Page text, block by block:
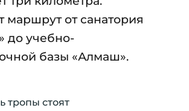
маршрут от санатория
до учебно-
базы «Алмаш».
тропы стоят